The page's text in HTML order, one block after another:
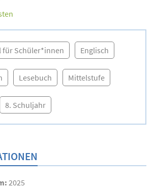
für Schüler*innen Englisch
Lesebuch Mittelstufe
8. Schuljahr
2025